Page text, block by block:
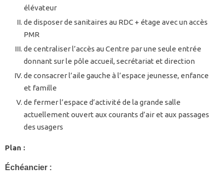
élévateur
de disposer de sanitaires au RDC + étage avec un accès
PMR
de centraliser l’accès au Centre par une seule entrée
donnant sur le pôle accueil, secrétariat et direction
de consacrer l’aile gauche à l’espace jeunesse, enfance
et famille
de fermer l’espace d’activité de la grande salle
actuellement ouvert aux courants d’air et aux passages
des usagers
Plan :
Échéancier :